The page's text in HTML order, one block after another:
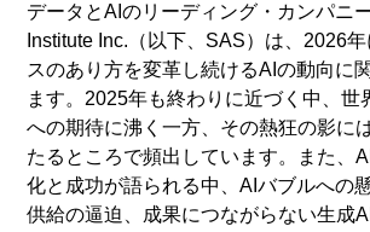
データとAIのリーディング・カンパニ
Institute Inc.（以下、SAS）は、2026
スのあり方を変革し続けるAIの動向に
ます。2025年も終わりに近づく中、世
への期待に沸く一方、その熱狂の影に
たるところで頻出しています。また、
化と成功が語られる中、AIバブルへの
供給の逼迫、成果につながらない生成